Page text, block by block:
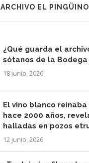
ARCHIVO EL PINGÜINO
¿Qué guarda el
sótanos de la Bodega
18 junio, 2026
El vino blanco
hace 2000 años,
halladas en pozos
12 junio, 2026